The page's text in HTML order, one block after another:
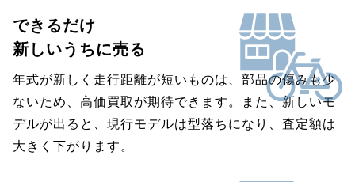
できるだけ
新しいうちに売る
年式が新しく走行距離が短いものは、部品の傷みも少
ないため、高価買取が期待できます。また、新しいモ
デルが出ると、現行モデルは型落ちになり、査定額は
大きく下がります。